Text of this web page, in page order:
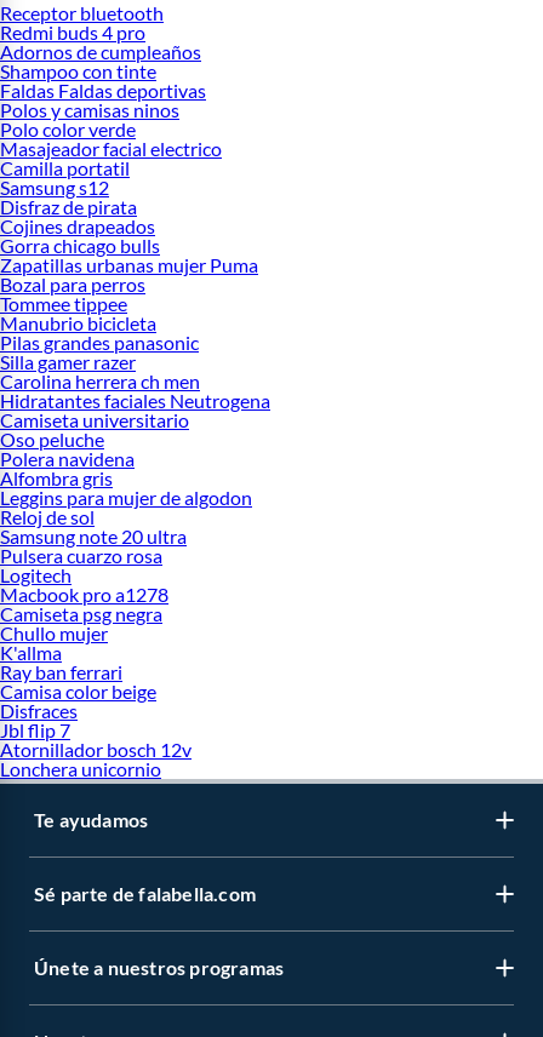
Receptor bluetooth
Redmi buds 4 pro
Adornos de cumpleaños
Shampoo con tinte
Faldas Faldas deportivas
Polos y camisas ninos
Polo color verde
Masajeador facial electrico
Camilla portatil
Samsung s12
Disfraz de pirata
Cojines drapeados
Gorra chicago bulls
Zapatillas urbanas mujer Puma
Bozal para perros
Tommee tippee
Manubrio bicicleta
Pilas grandes panasonic
Silla gamer razer
Carolina herrera ch men
Hidratantes faciales Neutrogena
Camiseta universitario
Oso peluche
Polera navidena
Alfombra gris
Leggins para mujer de algodon
Reloj de sol
Samsung note 20 ultra
Pulsera cuarzo rosa
Logitech
Macbook pro a1278
Camiseta psg negra
Chullo mujer
K'allma
Ray ban ferrari
Camisa color beige
Disfraces
Jbl flip 7
Atornillador bosch 12v
Lonchera unicornio
Te ayudamos
Sé parte de falabella.com
Únete a nuestros programas